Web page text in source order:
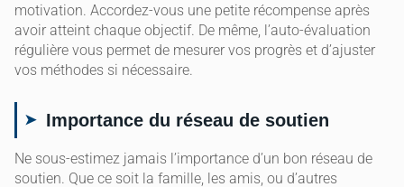
motivation. Accordez-vous une petite récompense après
avoir atteint chaque objectif. De même, l’auto-évaluation
régulière vous permet de mesurer vos progrès et d’ajuster
vos méthodes si nécessaire.
Importance du réseau de soutien
Ne sous-estimez jamais l’importance d’un bon réseau de
soutien. Que ce soit la famille, les amis, ou d’autres